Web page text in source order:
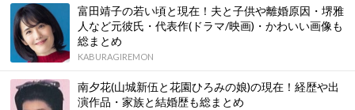
富田靖子の若い頃と現在！夫と子供や離婚原因・堺雅
人など元彼氏・代表作(ドラマ/映画)・かわいい画像も
総まとめ
KABURAGIREMON
南夕花(山城新伍と花園ひろみの娘)の現在！経歴や出
演作品・家族と結婚歴も総まとめ